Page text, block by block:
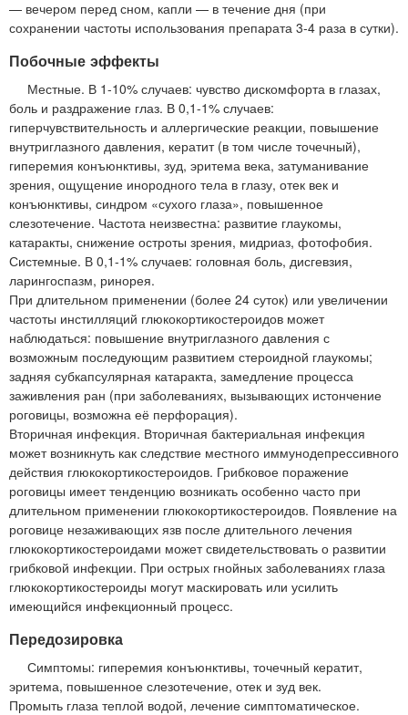
— вечером перед сном, капли — в течение дня (при
сохранении частоты использования препарата 3-4 раза в сутки).
Побочные эффекты
Местные. В 1-10% случаев: чувство дискомфорта в глазах,
боль и раздражение глаз. В 0,1-1% случаев:
гиперчувствительность и аллергические реакции, повышение
внутриглазного давления, кератит (в том числе точечный),
гиперемия конъюнктивы, зуд, эритема века, затуманивание
зрения, ощущение инородного тела в глазу, отек век и
конъюнктивы, синдром «сухого глаза», повышенное
слезотечение. Частота неизвестна: развитие глаукомы,
катаракты, снижение остроты зрения, мидриаз, фотофобия.
Системные. В 0,1-1% случаев: головная боль, дисгевзия,
ларингоспазм, ринорея.
При длительном применении (более 24 суток) или увеличении
частоты инстилляций глюкокортикостероидов может
наблюдаться: повышение внутриглазного давления с
возможным последующим развитием стероидной глаукомы;
задняя субкапсулярная катаракта, замедление процесса
заживления ран (при заболеваниях, вызывающих истончение
роговицы, возможна её перфорация).
Вторичная инфекция. Вторичная бактериальная инфекция
может возникнуть как следствие местного иммунодепрессивного
действия глюкокортикостероидов. Грибковое поражение
роговицы имеет тенденцию возникать особенно часто при
длительном применении глюкокортикостероидов. Появление на
роговице незаживающих язв после длительного лечения
глюкокортикостероидами может свидетельствовать о развитии
грибковой инфекции. При острых гнойных заболеваниях глаза
глюкокортикостероиды могут маскировать или усилить
имеющийся инфекционный процесс.
Передозировка
Симптомы: гиперемия конъюнктивы, точечный кератит,
эритема, повышенное слезотечение, отек и зуд век.
Промыть глаза теплой водой, лечение симптоматическое.